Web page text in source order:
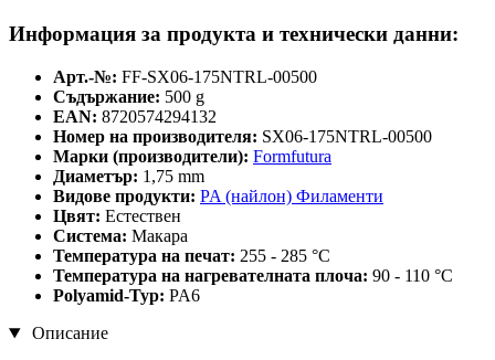
Информация за продукта и технически данни:
Арт.-№: FF-SX06-175NTRL-00500
Съдържание: 500 g
EAN: 8720574294132
Номер на производителя: SX06-175NTRL-00500
Марки (производители): Formfutura
Диаметър: 1,75 mm
Видове продукти: PA (найлон) Филаменти
Цвят: Естествен
Система: Макара
Температура на печат: 255 - 285 °C
Температура на нагревателната плоча: 90 - 110 °C
Polyamid-Typ: PA6
Описание